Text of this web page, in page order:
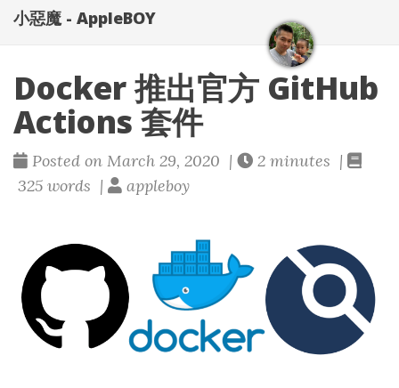
小惡魔 - AppleBOY
Docker 推出官方 GitHub
Actions 套件
Posted on March 29, 2020 |
2 minutes |
325 words |
appleboy